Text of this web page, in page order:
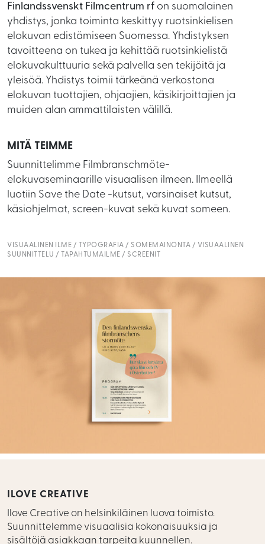
Finlandssvenskt Filmcentrum rf on suomalainen
yhdistys, jonka toiminta keskittyy ruotsinkielisen
elokuvan edistämiseen Suomessa. Yhdistyksen
tavoitteena on tukea ja kehittää ruotsinkielistä
elokuvakulttuuria sekä palvella sen tekijöitä ja
yleisöä. Yhdistys toimii tärkeänä verkostona
elokuvan tuottajien, ohjaajien, käsikirjoittajien ja
muiden alan ammattilaisten välillä.
MITÄ TEIMME
Suunnittelimme Filmbranschmöte-
elokuvaseminaarille visuaalisen ilmeen. Ilmeellä
luotiin Save the Date -kutsut, varsinaiset kutsut,
käsiohjelmat, screen-kuvat sekä kuvat someen.
VISUAALINEN ILME TYPOGRAFIA SOMEMAINONTA
VISUAALINEN
SUUNNITTELU
TAPAHTUMAILME SCREENIT
ILOVE CREATIVE
Ilove Creative on helsinkiläinen luova toimisto.
Suunnittelemme visuaalisia kokonaisuuksia ja
sisältöjä asiakkaan tarpeita kuunnellen.